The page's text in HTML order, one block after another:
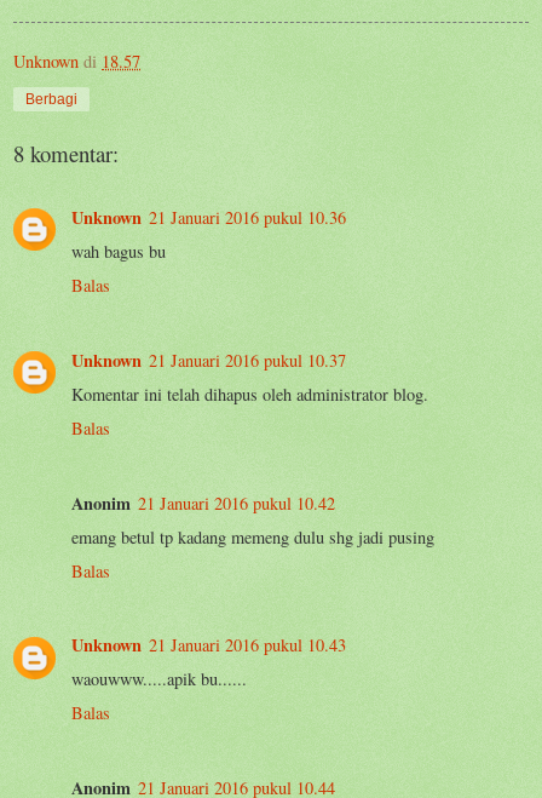
Unknown di 18.57
Berbagi
8 komentar:
Unknown 21 Januari 2016 pukul 10.36
wah bagus bu
Balas
Unknown 21 Januari 2016 pukul 10.37
Komentar ini telah dihapus oleh administrator blog.
Balas
Anonim 21 Januari 2016 pukul 10.42
emang betul tp kadang memeng dulu shg jadi pusing
Balas
Unknown 21 Januari 2016 pukul 10.43
waouwww.....apik bu......
Balas
Anonim 21 Januari 2016 pukul 10.44